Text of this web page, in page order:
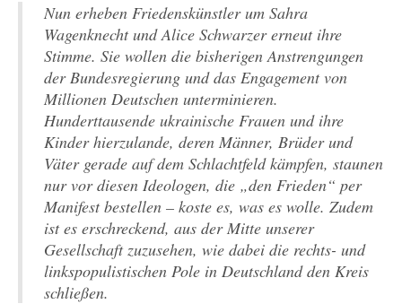
Nun erheben Friedenskünstler um Sahra
Wagenknecht und Alice Schwarzer erneut ihre
Stimme. Sie wollen die bisherigen Anstrengungen
der Bundesregierung und das Engagement von
Millionen Deutschen unterminieren.
Hunderttausende ukrainische Frauen und ihre
Kinder hierzulande, deren Männer, Brüder und
Väter gerade auf dem Schlachtfeld kämpfen, staunen
nur vor diesen Ideologen, die „den Frieden“ per
Manifest bestellen – koste es, was es wolle. Zudem
ist es erschreckend, aus der Mitte unserer
Gesellschaft zuzusehen, wie dabei die rechts- und
linkspopulistischen Pole in Deutschland den Kreis
schließen.